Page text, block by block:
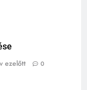
ezelőtt 0